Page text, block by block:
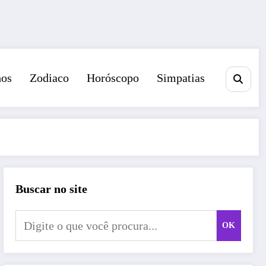
Zodiaco Horóscopo Simpatias
Buscar no site
OK